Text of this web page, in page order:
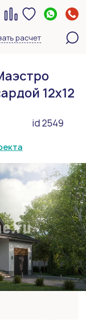
расчет
12х12
id 2549